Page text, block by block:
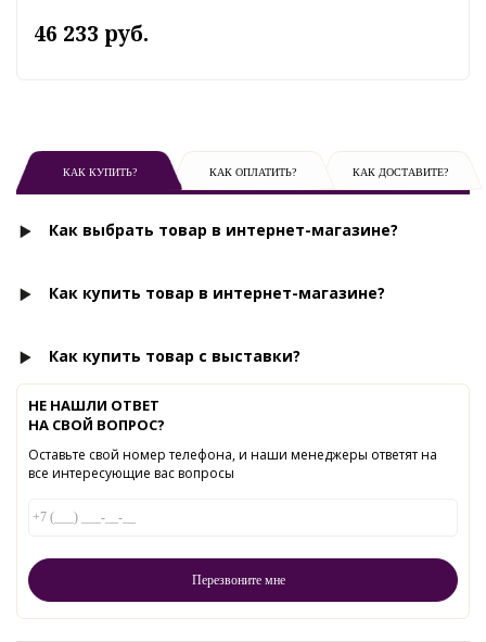
46 233 руб.
КАК КУПИТЬ? КАК ОПЛАТИТЬ? КАК ДОСТАВИТЕ?
Как выбрать товар в интернет-магазине?
Как купить товар в интернет-магазине?
Как купить товар с выставки?
НЕ НАШЛИ ОТВЕТ
НА СВОЙ ВОПРОС?
Оставьте свой номер телефона, и наши менеджеры ответят на
все интересующие вас вопросы